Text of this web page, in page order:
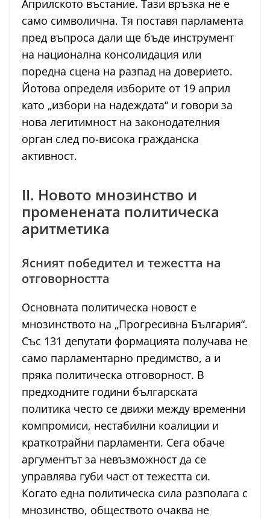
Априлското въстание. Тази връзка не е
само символична. Тя поставя парламента
пред въпроса дали ще бъде инструмент
на национална консолидация или
поредна сцена на разпад на доверието.
Йотова определя изборите от 19 април
като „избори на надеждата“ и говори за
нова легитимност на законодателния
орган след по-висока гражданска
активност.
II. Новото мнозинство и
променената политическа
аритметика
Ясният победител и тежестта на
отговорността
Основната политическа новост е
мнозинството на „Прогресивна България“.
Със 131 депутати формацията получава не
само парламентарно предимство, а и
пряка политическа отговорност. В
предходните години българската
политика често се движи между временни
компромиси, нестабилни коалиции и
краткотрайни парламенти. Сега обаче
аргументът за невъзможност да се
управлява губи част от тежестта си.
Когато една политическа сила разполага с
мнозинство, обществото очаква не